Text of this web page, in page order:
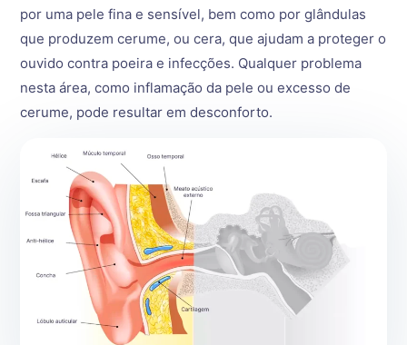
por uma pele fina e sensível, bem como por glândulas
que produzem cerume, ou cera, que ajudam a proteger o
ouvido contra poeira e infecções. Qualquer problema
nesta área, como inflamação da pele ou excesso de
cerume, pode resultar em desconforto.